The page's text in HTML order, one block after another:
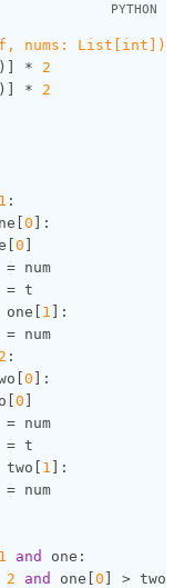
nums: List[int])
)] * 2
)] * 2
1 :
0 ]:
0
= num
= t
1 ]:
= num
2 :
0 ]:
0
= num
= t
two[ 1 ]:
= num
1 and
one:
2 and one[ 0 ] > two[